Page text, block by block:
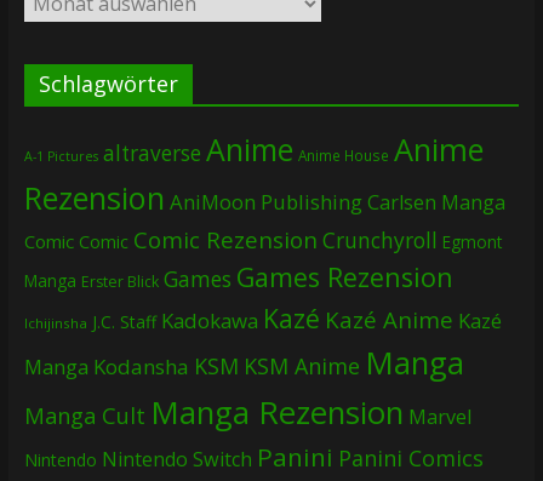
Schlagwörter
A-1 Pictures altraverse Anime Anime House Anime
Rezension AniMoon PublishingCarlsen Manga
Comic Comic Comic Rezension Crunchyroll Egmont
Manga Erster Blick Games Games Rezension
Ichijinsha J.C. Staff Kadokawa Kazé Kazé Anime Kazé
Manga Kodansha KSM KSM Anime Manga
Manga Cult Manga Rezension Marvel
Nintendo Nintendo Switch Panini Panini Comics